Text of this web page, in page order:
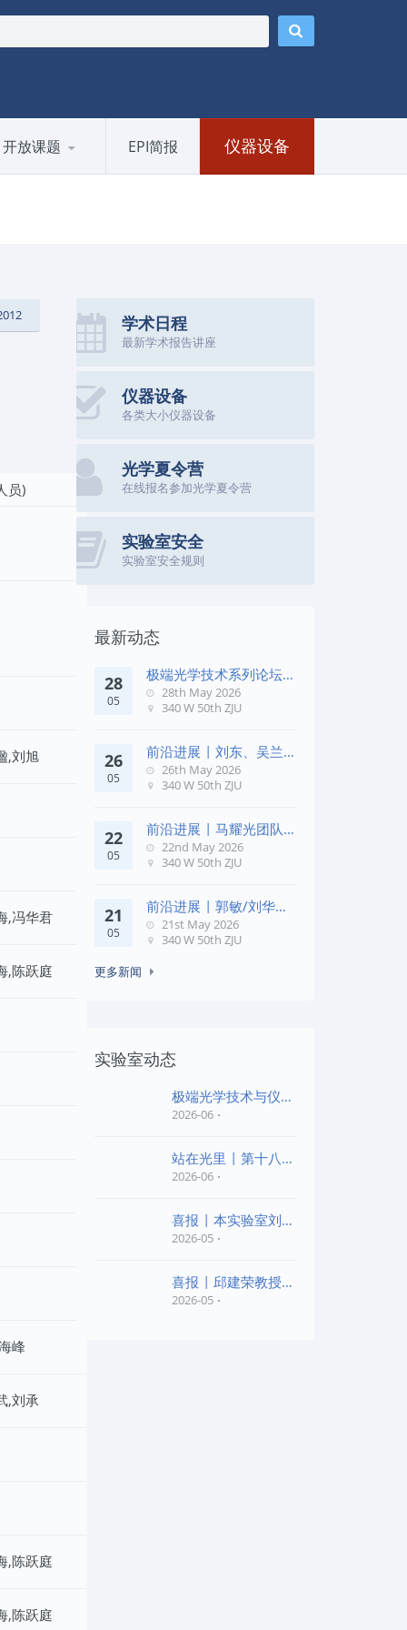
开放课题 EPI简报 仪器设备
员)
,刘旭
,冯华君
,陈跃庭
峰
,刘承
,陈跃庭
,陈跃庭
学术日程
最新学术报告讲座
仪器设备
各类大小仪器设备
光学夏令营
在线报名参加光学夏令营
实验室安全
实验室安全规则
最新动态
28
05
极端光学技术系列论坛第
五十七期
28th May 2026
340 W 50th ZJU
26
05
前沿进展 | 刘东、吴兰
团队在《Remote Sens. E
26th May 2026
340 W 50th ZJU
22
05
前沿进展 | 马耀光团队
在《Optica》发文：突破
几何相位
22nd May 2026
340 W 50th ZJU
21
05
前沿进展 | 郭敏/刘华锋
团队在《Nature
Commun
21st May 2026
340 W 50th ZJU
更多新闻
实验室动态
极端光学技术与仪器
全国重点实验室第四
2026-06
站在光里 | 第十八届
公益EPI中学生光
2026-06
喜报 | 本实验室刘旭
老师和陈红胜老师荣
2026-05
喜报 | 邱建荣教授团
队研究成果入选20
2026-05